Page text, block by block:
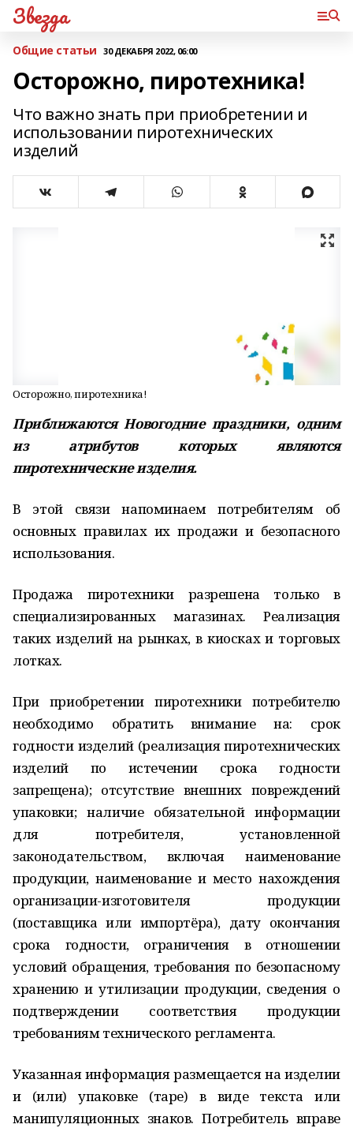
Звезда
Общие статьи 30 ДЕКАБРЯ 2022, 06:00
Осторожно, пиротехника!
Что важно знать при приобретении и
использовании пиротехнических
изделий
Осторожно, пиротехника!
Приближаются Новогодние праздники, одним
из атрибутов которых являются
пиротехнические изделия.
В этой связи напоминаем потребителям об
основных правилах их продажи и безопасного
использования.
Продажа пиротехники разрешена только в
специализированных магазинах. Реализация
таких изделий на рынках, в киосках и торговых
лотках.
При приобретении пиротехники потребителю
необходимо обратить внимание на: срок
годности изделий (реализация пиротехнических
изделий по истечении срока годности
запрещена); отсутствие внешних повреждений
упаковки; наличие обязательной информации
для потребителя, установленной
законодательством, включая наименование
продукции, наименование и место нахождения
организации-изготовителя продукции
(поставщика или импортёра), дату окончания
срока годности, ограничения в отношении
условий обращения, требования по безопасному
хранению и утилизации продукции, сведения о
подтверждении соответствия продукции
требованиям технического регламента.
Указанная информация размещается на изделии
и (или) упаковке (таре) в виде текста или
манипуляционных знаков. Потребитель вправе